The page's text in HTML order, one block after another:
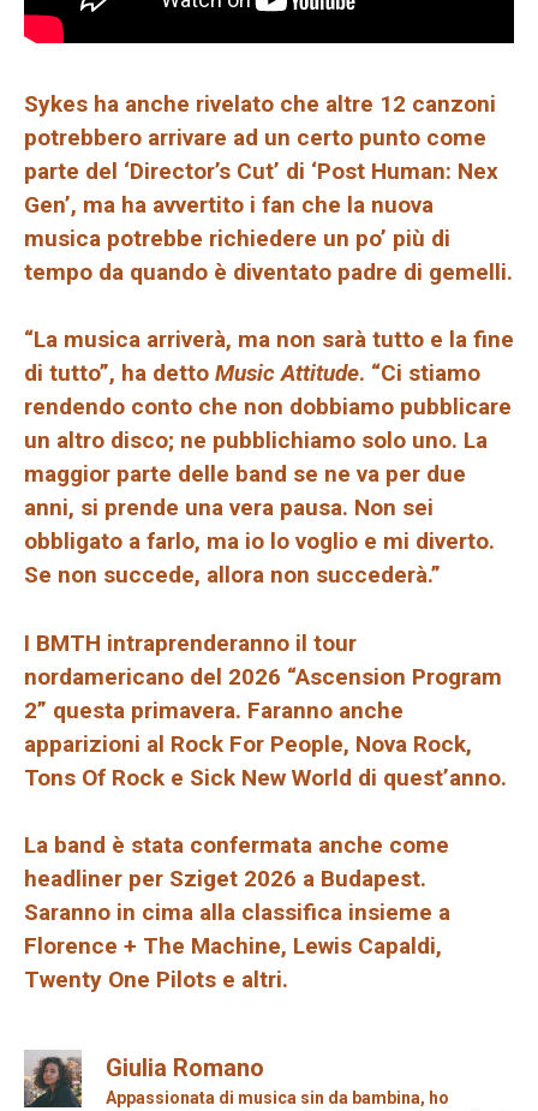
Sykes ha anche rivelato che altre 12 canzoni
potrebbero arrivare ad un certo punto come
parte del ‘Director’s Cut’ di ‘Post Human: Nex
Gen’, ma ha avvertito i fan che la nuova
musica potrebbe richiedere un po’ più di
tempo da quando è diventato padre di gemelli.
“La musica arriverà, ma non sarà tutto e la fine
di tutto”, ha detto Music Attitude. “Ci stiamo
rendendo conto che non dobbiamo pubblicare
un altro disco; ne pubblichiamo solo uno. La
maggior parte delle band se ne va per due
anni, si prende una vera pausa. Non sei
obbligato a farlo, ma io lo voglio e mi diverto.
Se non succede, allora non succederà.”
I BMTH intraprenderanno il tour
nordamericano del 2026 “Ascension Program
2” questa primavera. Faranno anche
apparizioni al Rock For People, Nova Rock,
Tons Of Rock e Sick New World di quest’anno.
La band è stata confermata anche come
headliner per Sziget 2026 a Budapest.
Saranno in cima alla classifica insieme a
Florence + The Machine, Lewis Capaldi,
Twenty One Pilots e altri.
Giulia Romano
Appassionata di musica sin da bambina, ho